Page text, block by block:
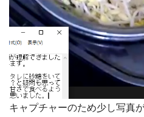
キャプチャーのため少し写真